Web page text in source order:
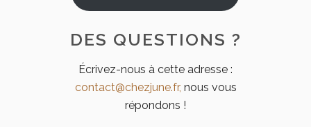
DES QUESTIONS ?
Écrivez-nous à cette adresse :
contact@chezjune.fr, nous vous
répondons !